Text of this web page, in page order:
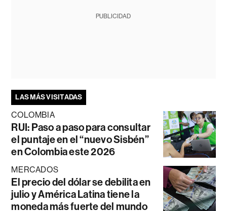
PUBLICIDAD
LAS MÁS VISITADAS
COLOMBIA
RUI: Paso a paso para consultar
el puntaje en el “nuevo Sisbén”
en Colombia este 2026
MERCADOS
El precio del dólar se debilita en
julio y América Latina tiene la
moneda más fuerte del mundo